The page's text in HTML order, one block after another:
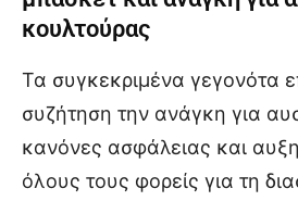
κουλτούρας
Τα συγκεκριμένα γεγονότα
συζήτηση την ανάγκη για
κανόνες ασφάλειας και
όλους τους φορείς για τη